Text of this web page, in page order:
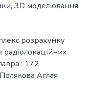
, 3D моделювання
розрахунку
радіолокаційних
: 172
Аглая